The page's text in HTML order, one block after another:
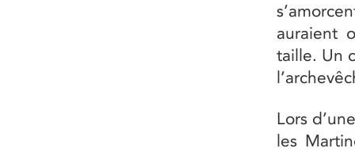
auraient
taille. Un
Lors
les